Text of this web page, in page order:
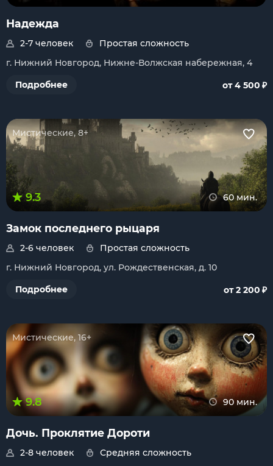
Надежда
2-7 человек
Простая сложность
г. Нижний Новгород, Нижне-Волжская набережная, 4
Подробнее
от 4 500 ₽
Мистические, 8+
9.3 60 мин.
Замок последнего рыцаря
2-6 человек
Простая сложность
г. Нижний Новгород, ул. Рождественская, д. 10
Подробнее
от 2 200 ₽
Мистические, 16+
9.8 90 мин.
Дочь. Проклятие Дороти
2-8 человек
Средняя сложность